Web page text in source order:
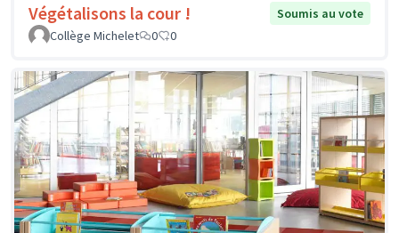
Végétalisons la cour !
Soumis au vote
Collège Michelet
0 0